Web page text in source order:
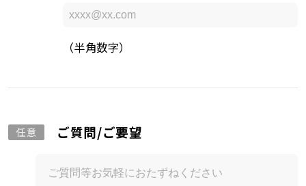
（半角数字）
任意 ご質問/ご要望